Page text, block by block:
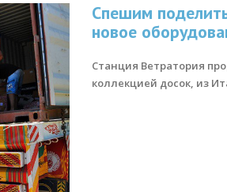
Спешим
новое
Станция Ветратория
коллекцией досок, из